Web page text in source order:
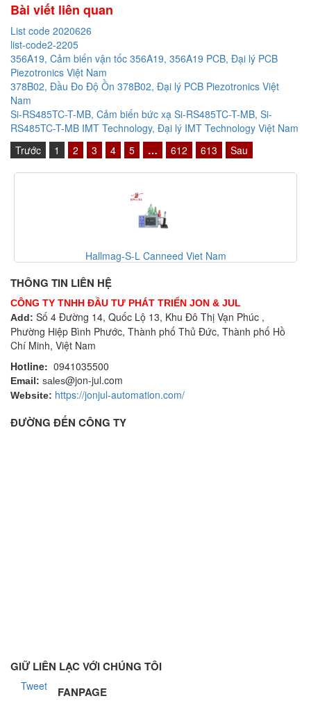
Bài viết liên quan
List code 2020626
list-code2-2205
356A19, Cảm biến vận tốc 356A19, 356A19 PCB, Đại lý PCB
Piezotronics Việt Nam
378B02, Đầu Đo Độ Ồn 378B02, Đại lý PCB Piezotronics Việt
Nam
Si-RS485TC-T-MB, Cảm biến bức xạ Si-RS485TC-T-MB, Si-
RS485TC-T-MB IMT Technology, Đại lý IMT Technology Việt Nam
Trước
1 2 3 4 5 … 612 613 Sau
Hallmag-S-L Canneed Viet Nam
THÔNG TIN LIÊN HỆ
CÔNG TY TNHH ĐẦU TƯ PHÁT TRIỂN JON & JUL
Add: Số 4 Đường 14, Quốc Lộ 13, Khu Đô Thị Vạn Phúc ,
Phường Hiệp Bình Phước, Thành phố Thủ Đức, Thành phố Hồ
Chí Minh, Việt Nam
Hotline: 0941035500
Email: sales@jon-jul.com
Website: https://jonjul-automation.com/
ĐƯỜNG ĐẾN CÔNG TY
GIỮ LIÊN LẠC VỚI CHÚNG TÔI
Tweet FANPAGE